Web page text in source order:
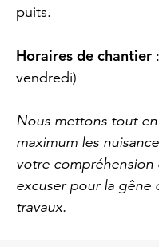
puits.
Horaires de chantier
vendredi)
Nous mettons tout
maximum les
votre
excuser pour la gêne
travaux.